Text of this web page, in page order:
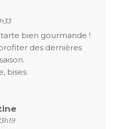
bien gourmande !
des dernières
bises.